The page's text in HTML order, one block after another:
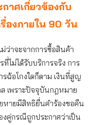
าศเกี่ยวข้องกับ
องภายใน 90 วัน
ว่าจะจากการซื้อสินค้า
ที่ไม่ได้รับบริการจริง การ
ฉ้อโกงใดก็ตาม เงินที่สูญ
เพราะปัจจุบันกฎหมาย
หายมีสิทธิยื่นคำร้องขอคืน
คู่กรณีถูกประกาศว่าเป็น